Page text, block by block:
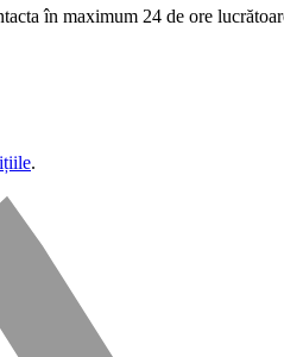
în maximum 24 de ore
.